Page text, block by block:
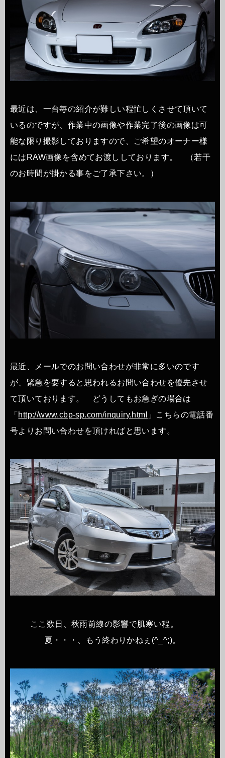
最近は、一台毎の紹介が難しい程忙しくさせて頂いて
いるのですが、作業中の画像や作業完了後の画像は可
能な限り撮影しておりますので、ご希望のオーナー様
にはRAW画像を含めてお渡ししております。 （若干
のお時間が掛かる事をご了承下さい。）
最近、メールでのお問い合わせが非常に多いのです
が、緊急を要すると思われるお問い合わせを優先させ
て頂いております。 どうしてもお急ぎの場合は
「 http://www.cbp-sp.com/inquiry.html 」こちらの電話番
号よりお問い合わせを頂ければと思います。
ここ数日、秋雨前線の影響で肌寒い程。
夏・・・、もう終わりかねぇ(^_^;)。